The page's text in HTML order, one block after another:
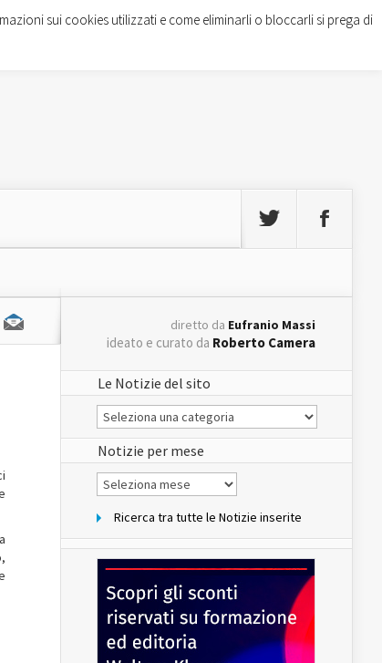
diretto da Eufranio Massi
ideato e curato da Roberto Camera
Le Notizie del sito
Le
Notizie
del
sito
Notizie per mese
Notizie
per
Ricerca tra tutte le Notizie inserite
sui cookies utilizzati e come eliminarli o bloccarli si prega di